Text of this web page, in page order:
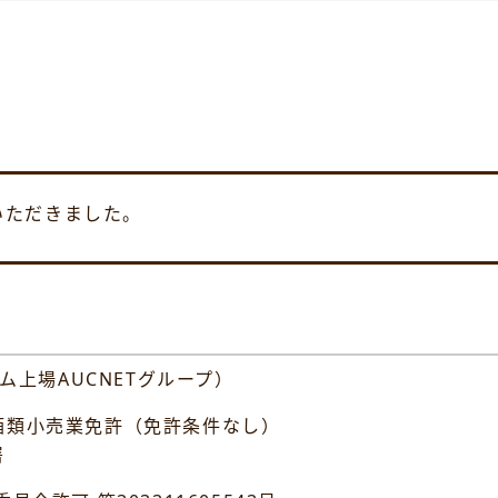
だきました。
場AUCNETグループ）
売業免許（免許条件なし）